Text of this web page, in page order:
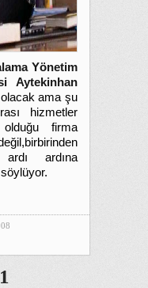
Yönetim
Aytekinhan
olacak ama şu
hizmetler
firma
ardına